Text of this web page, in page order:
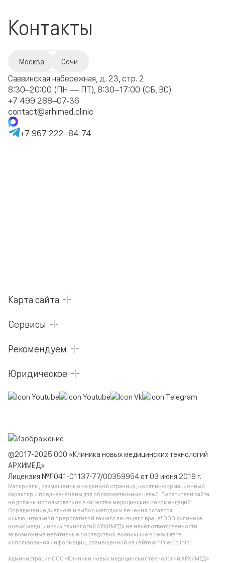
Контакты
Москва Сочи
Саввинская набережная, д. 23, стр. 2
8:30–20:00 (ПН — ПТ), 8:30–17:00 (СБ, ВС)
+7 499 288–07-36
contact@arhimed.clinic
+7 967 222–84-74
Карта сайта
Сервисы
Рекомендуем
Юридическое
©2017-2025 ООО «Клиника новых медицинских технологий
АРХИМЕД»
Лицензия №Л041-01137-77/00359954 от 03 июня 2019 г.
Материалы, размещенные на данной странице, носят информационный
характер и предназначены для образовательных целей. Посетители сайта
не должны использовать их в качестве медицинских рекомендаций.
Определение диагноза и выбор методики лечения остается
исключительной прерогативой вашего лечащего врача! ООО «Клиника
новых медицинских технологий АРХИМЕД» не несёт ответственности
за возможные негативные последствия, возникшие в результате
использования информации, размещенной на сайте arhimed.clinic.
Администрация ООО «Клиники новых медицинских технологий АРХИМЕД»